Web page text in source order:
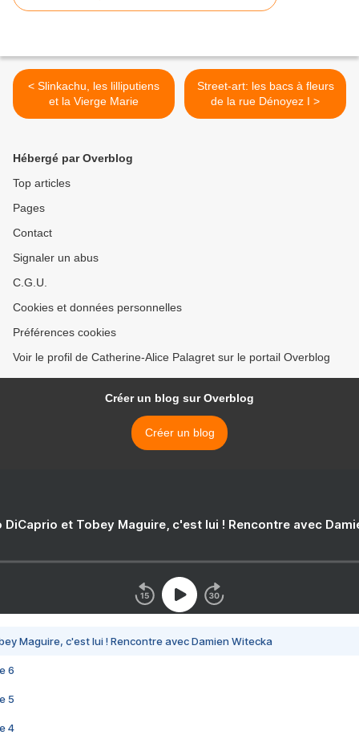
< Slinkachu, les lilliputiens
et la Vierge Marie
Street-art: les bacs à fleurs
de la rue Dénoyez I >
Hébergé par Overblog
Top articles
Pages
Contact
Signaler un abus
C.G.U.
Cookies et données personnelles
Préférences cookies
Voir le profil de Catherine-Alice Palagret sur le portail Overblog
Créer un blog sur Overblog
Créer un blog
DiCaprio et Tobey Maguire, c'est lui ! Rencontre avec
Maguire, c'est lui ! Rencontre avec Damien Witecka
6
5
4